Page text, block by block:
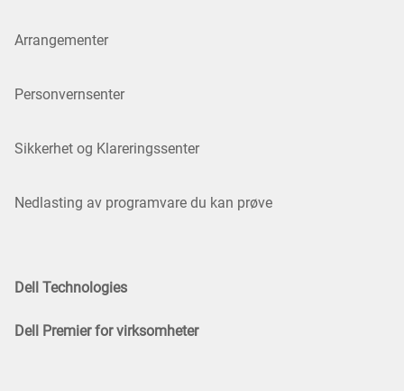
Arrangementer
Personvernsenter
Sikkerhet og Klareringssenter
Nedlasting av programvare du kan prøve
Dell Technologies
Dell Premier for virksomheter